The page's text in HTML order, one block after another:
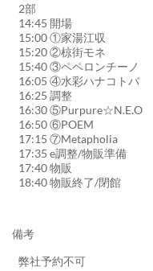
2部
14:45 開場
15:00 ①家湯江収
15:20 ②椋街モネ
15:40 ③ペペロンチーノ
16:05 ④水彩ハナコトバ
16:25 調整
16:30 ⑤Purpure☆N.E.O
16:50 ⑥POEM
17:15 ⑦Metapholia
17:35 e調整/物販準備
17:40 物販
18:40 物販終了/閉館
備考
弊社予約不可